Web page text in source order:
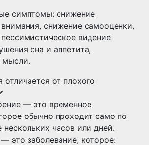
симптомы: снижение
снижение самооценки,
видение
сна и аппетита,
мысли.
отличается от плохого
— это временное
обычно проходит само по
нескольких часов или дней.
это заболевание, которое: